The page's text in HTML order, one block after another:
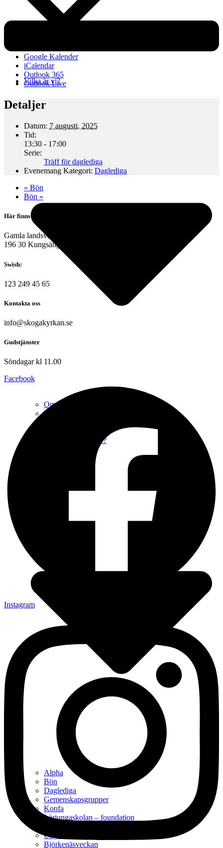
Vilka är vi?
Om Skogakyrkan
Medarbetare
Vill du bli volontär?
Alpha
Bön
Daglediga
Gemenskapsgrupper
Konfa
Lärjungaskolan – foundation
Ungdomsgrupp
Björkenäsveckan
Google Kalender
iCalendar
Outlook 365
Outlook Live
Detaljer
Datum: 7 augusti, 2025
Tid:
13:30 - 17:00
Serie:
Träff för daglediga
Evenemang Kategori: Daglediga
« Bön
Bön »
Här finns vi
Gamla landsvägen 6
196 30 Kungsängen
Swish:
123 249 45 65
Kontakta oss
info@skogakyrkan.se
Gudstjänster
Söndagar kl 11.00
Facebook
Instagram